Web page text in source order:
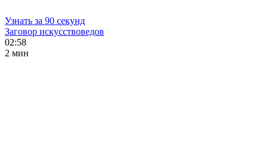
Узнать за 90 секунд
Заговор искусствоведов
02:58
2 мин